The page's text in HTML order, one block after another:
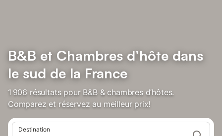
B&B et Chambres d’hôte dans
le sud de la France
1 906 résultats pour B&B & chambres d’hôtes.
Comparez et réservez au meilleur prix!
Destination